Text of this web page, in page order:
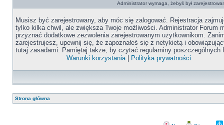
Administrator wymaga, żebyś był
Musisz być zarejestrowany, aby móc się zalogować. Rejestracja
tylko kilka chwil, ale zwiększa Twoje możliwości. Administrator Forum
przyznać dodatkowe zezwolenia zarejestrowanym użytkownikom.
zarejestrujesz, upewnij się, że zapoznałeś się z netykietą i
tutaj zasadami. Pamiętaj także, by czytać regulaminy poszczególnych
Warunki korzystania| Polityka prywatności
Strona główna